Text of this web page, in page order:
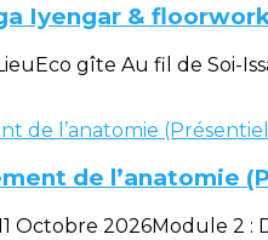
Iyengar &
gîte Au fil de Soi-
de l’anatomie
Octobre 2026Module 2